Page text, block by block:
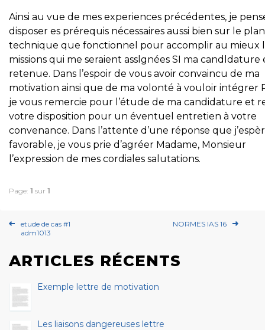
Ainsi au vue de mes experiences précédentes, je
disposer es prérequis nécessaires aussi bien sur le plan
technique que fonctionnel pour accomplir au mieux
missions qui me seraient asslgnées SI ma candldature
retenue. Dans l’espoir de vous avoir convaincu de ma
motivation ainsi que de ma volonté à vouloir intégrer
je vous remercie pour l’étude de ma candidature et
votre disposition pour un éventuel entretien à votre
convenance. Dans l’attente d’une réponse que
favorable, je vous prie d’agréer Madame, Monsieur
l’expression de mes cordiales salutations.
Page: 1 sur 1
etude de cas #1
adm1013
NORMES IAS 16
ARTICLES RÉCENTS
Exemple lettre de motivation
Les liaisons dangereuses lettre